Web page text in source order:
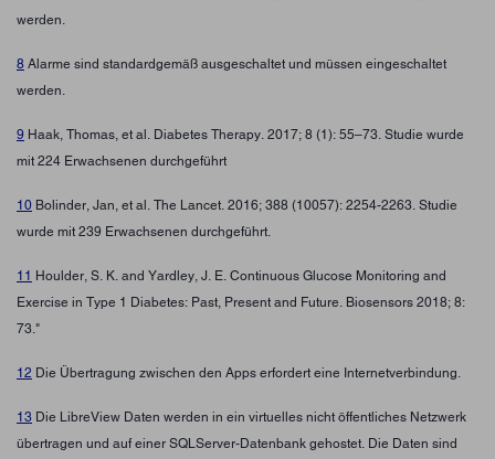
werden.
8 Alarme sind standardgemäß ausgeschaltet und müssen eingeschaltet
werden.
9 Haak, Thomas, et al. Diabetes Therapy. 2017; 8 (1): 55–73. Studie wurde
mit 224 Erwachsenen durchgeführt
10 Bolinder, Jan, et al. The Lancet. 2016; 388 (10057): 2254-2263. Studie
wurde mit 239 Erwachsenen durchgeführt.
11 Houlder, S. K. and Yardley, J. E. Continuous Glucose Monitoring and
Exercise in Type 1 Diabetes: Past, Present and Future. Biosensors 2018; 8:
73."
12 Die Übertragung zwischen den Apps erfordert eine Internetverbindung.
13 Die LibreView Daten werden in ein virtuelles nicht öffentliches Netzwerk
übertragen und auf einer SQLServer-Datenbank gehostet. Die Daten sind